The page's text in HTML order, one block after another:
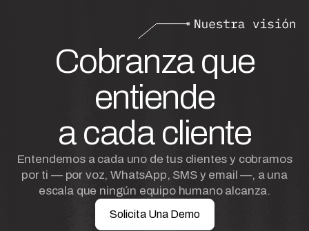
Cobranza que
entiende
a cada cliente
Entendemos a cada uno de tus clientes y cobramos
por ti — por voz, WhatsApp, SMS y email —, a una
escala que ningún equipo humano alcanza.
Solicita Una Demo